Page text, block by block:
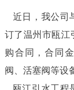
近日 ， 我公司
订了温州市瓯江
购合同，合同
阀、活塞阀等设